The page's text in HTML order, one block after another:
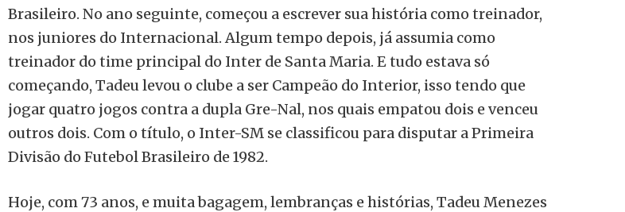
Brasileiro. No ano seguinte, começou a escrever sua história como treinador,
nos juniores do Internacional. Algum tempo depois, já assumia como
treinador do time principal do Inter de Santa Maria. E tudo estava só
começando, Tadeu levou o clube a ser Campeão do Interior, isso tendo que
jogar quatro jogos contra a dupla Gre-Nal, nos quais empatou dois e venceu
outros dois. Com o título, o Inter-SM se classificou para disputar a Primeira
Divisão do Futebol Brasileiro de 1982.
Hoje, com 73 anos, e muita bagagem, lembranças e histórias, Tadeu Menezes